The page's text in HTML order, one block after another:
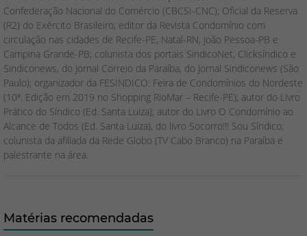
Confederação Nacional do Comércio (CBCSI-CNC); Oficial da Reserva
(R2) do Exército Brasileiro; editor da Revista Condomínio com
circulação nas cidades de Recife-PE, Natal-RN, João Pessoa-PB e
Campina Grande-PB; colunista dos portais SindicoNet, Clicksíndico e
Sindiconews, do Jornal Correio da Paraíba, do Jornal Sindiconews (São
Paulo); organizador da FESINDICO: Feira de Condomínios do Nordeste
(10ª. Edição em 2019 no Shopping RioMar – Recife-PE); autor do Livro
Prático do Síndico (Ed. Santa Luiza); autor do Livro O Condomínio ao
Alcance de Todos (Ed. Santa Luiza), do livro Socorro!!! Sou Síndico;
colunista da afiliada da Rede Globo (TV Cabo Branco) na Paraíba e
palestrante na área.
Matérias recomendadas